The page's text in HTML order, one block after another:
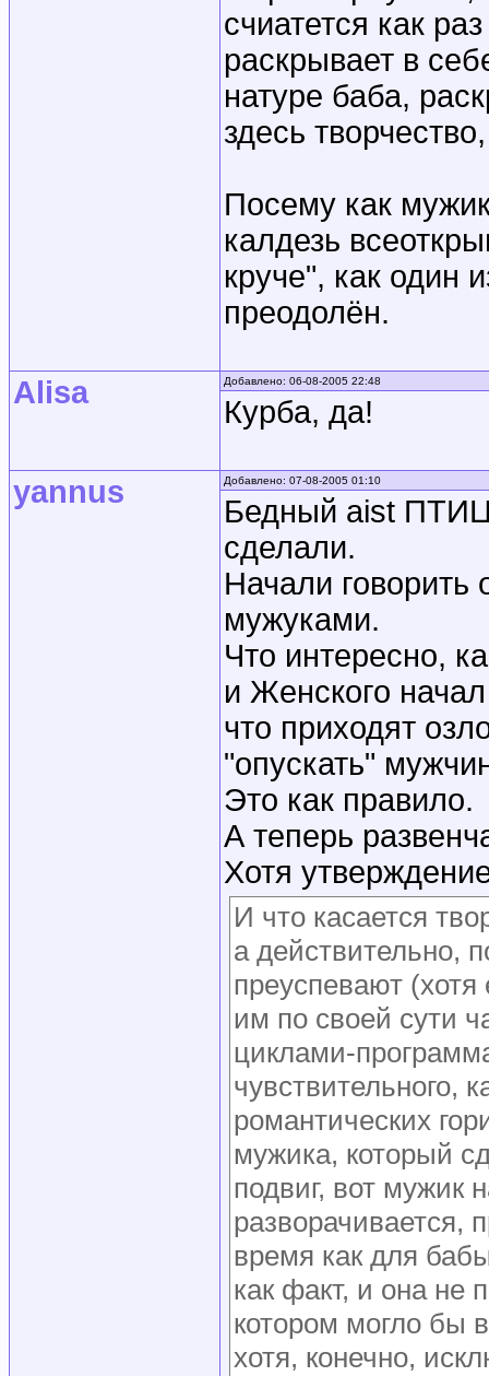
счиатется как
раскрывает в
натуре баба,
здесь
Посему как
калдезь
круче", как один
преодолён.
Alisa Добавлено: 06-08-2005 22:48
Курба, да!
yannus Добавлено: 07-08-2005 01:10
Бедный aist
сделали.
Начали говорить
мужуками.
Что интересно,
и Женского
что приходят
"опускать"
Это как правило.
А теперь
Хотя
И что касается
а действительно,
преуспевают (хотя
им по своей сути
циклами-
чувствительного,
романтических
мужика, который
подвиг, вот мужик
разворачивается,
время как для
как факт, и она не
котором могло бы
хотя, конечно,